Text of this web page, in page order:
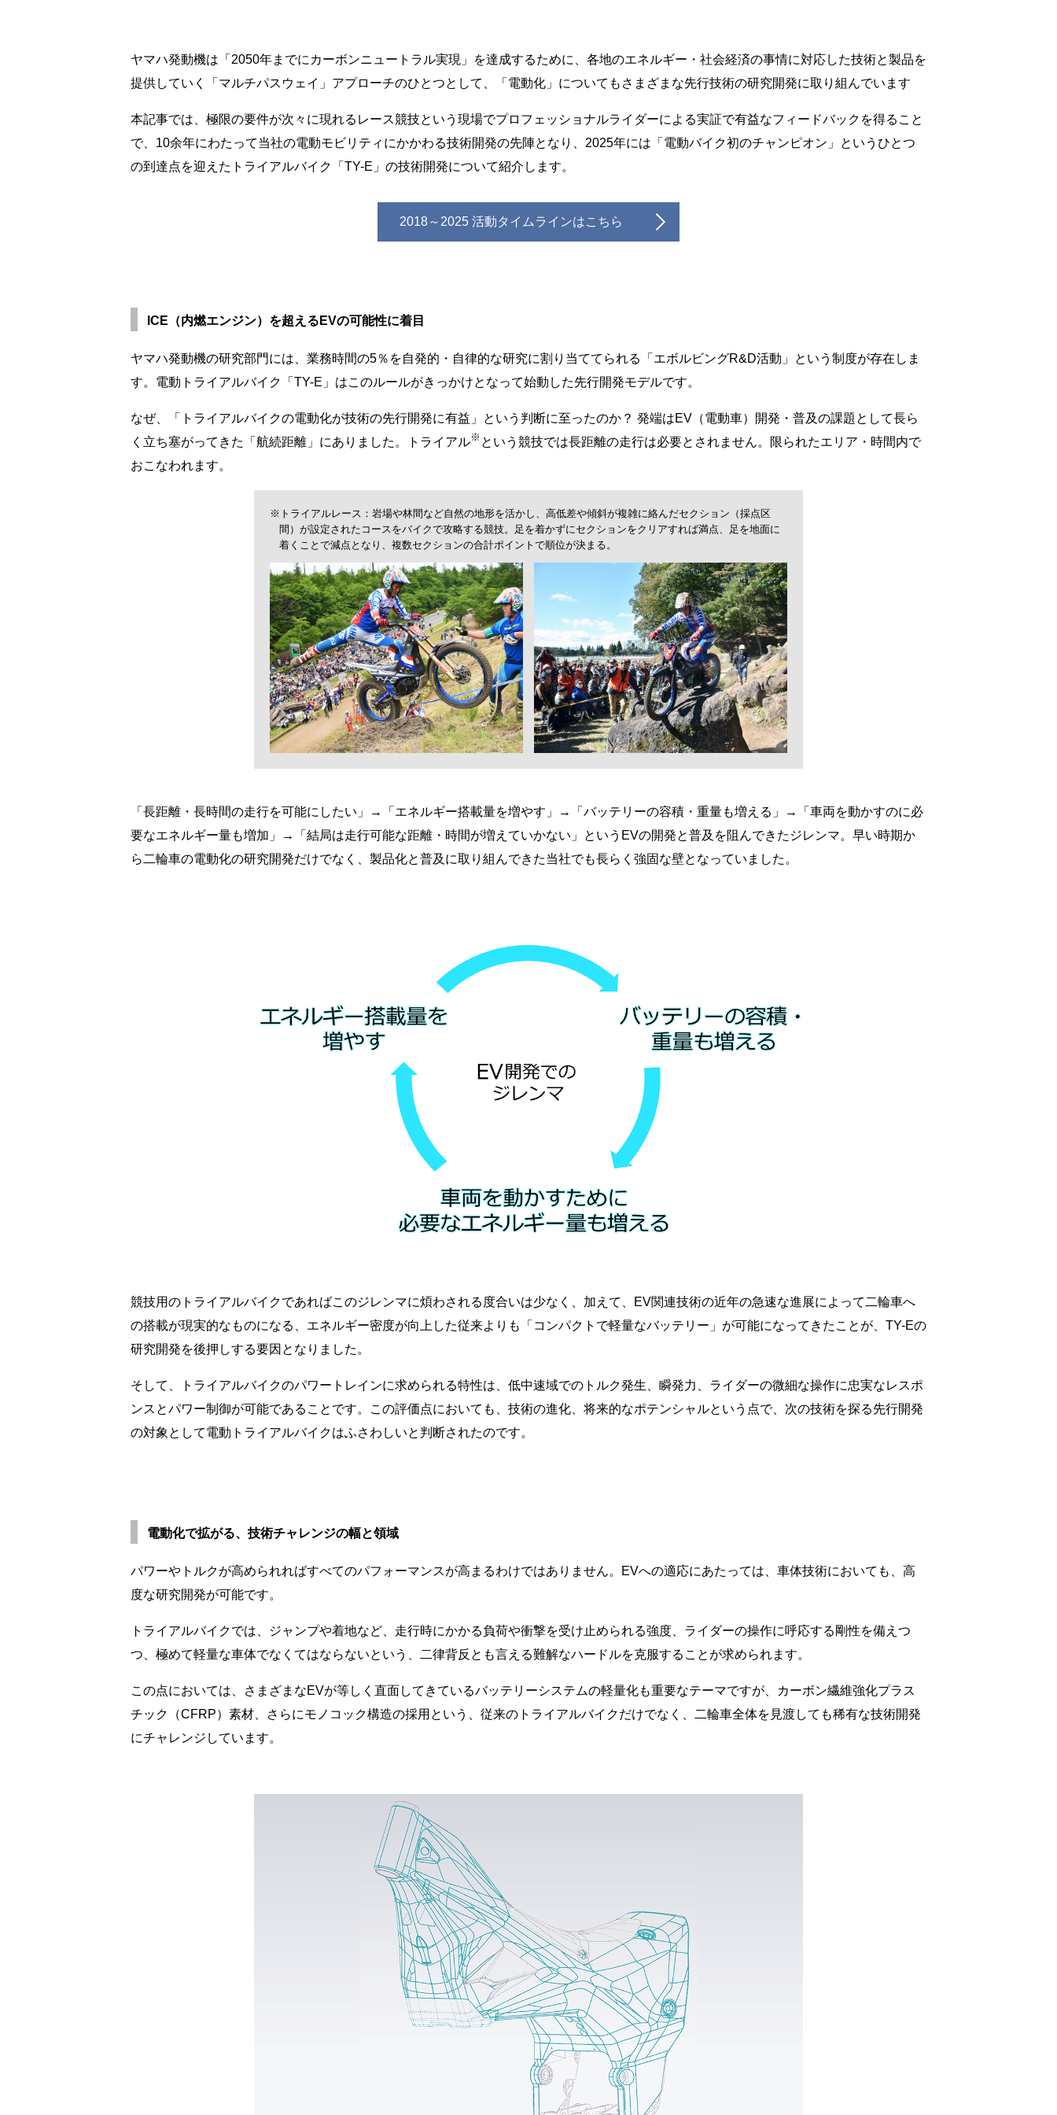
ヤマハ発動機は「2050年までにカーボンニュートラル実現」を達成するために、各地のエネルギー・社会経済の事情に対応した技術と製品を
提供していく「マルチパスウェイ」アプローチのひとつとして、「電動化」についてもさまざまな先行技術の研究開発に取り組んでいます
本記事では、極限の要件が次々に現れるレース競技という現場でプロフェッショナルライダーによる実証で有益なフィードバックを得ること
で、10余年にわたって当社の電動モビリティにかかわる技術開発の先陣となり、2025年には「電動バイク初のチャンピオン」というひとつ
の到達点を迎えたトライアルバイク「TY-E」の技術開発について紹介します。
2018～2025 活動タイムラインはこちら
ICE（内燃エンジン）を超えるEVの可能性に着目
ヤマハ発動機の研究部門には、業務時間の5％を自発的・自律的な研究に割り当ててられる「エボルビングR&D活動」という制度が存在しま
す。電動トライアルバイク「TY-E」はこのルールがきっかけとなって始動した先行開発モデルです。
なぜ、「トライアルバイクの電動化が技術の先行開発に有益」という判断に至ったのか？ 発端はEV（電動車）開発・普及の課題として長ら
く立ち塞がってきた「航続距離」にありました。トライアル※ という競技では長距離の走行は必要とされません。限られたエリア・時間内で
おこなわれます。
※トライアルレース：岩場や林間など自然の地形を活かし、高低差や傾斜が複雑に絡んだセクション（採点区
間）が設定されたコースをバイクで攻略する競技。足を着かずにセクションをクリアすれば満点、足を地面に
着くことで減点となり、複数セクションの合計ポイントで順位が決まる。
「長距離・長時間の走行を可能にしたい」→「エネルギー搭載量を増やす」→「バッテリーの容積・重量も増える」→「車両を動かすのに必
要なエネルギー量も増加」→「結局は走行可能な距離・時間が増えていかない」というEVの開発と普及を阻んできたジレンマ。早い時期か
ら二輪車の電動化の研究開発だけでなく、製品化と普及に取り組んできた当社でも長らく強固な壁となっていました。
競技用のトライアルバイクであればこのジレンマに煩わされる度合いは少なく、加えて、EV関連技術の近年の急速な進展によって二輪車へ
の搭載が現実的なものになる、エネルギー密度が向上した従来よりも「コンパクトで軽量なバッテリー」が可能になってきたことが、TY-Eの
研究開発を後押しする要因となりました。
そして、トライアルバイクのパワートレインに求められる特性は、低中速域でのトルク発生、瞬発力、ライダーの微細な操作に忠実なレスポ
ンスとパワー制御が可能であることです。この評価点においても、技術の進化、将来的なポテンシャルという点で、次の技術を探る先行開発
の対象として電動トライアルバイクはふさわしいと判断されたのです。
電動化で拡がる、技術チャレンジの幅と領域
パワーやトルクが高められればすべてのパフォーマンスが高まるわけではありません。EVへの適応にあたっては、車体技術においても、高
度な研究開発が可能です。
トライアルバイクでは、ジャンプや着地など、走行時にかかる負荷や衝撃を受け止められる強度、ライダーの操作に呼応する剛性を備えつ
つ、極めて軽量な車体でなくてはならないという、二律背反とも言える難解なハードルを克服することが求められます。
この点においては、さまざまなEVが等しく直面してきているバッテリーシステムの軽量化も重要なテーマですが、カーボン繊維強化プラス
チック（CFRP）素材、さらにモノコック構造の採用という、従来のトライアルバイクだけでなく、二輪車全体を見渡しても稀有な技術開発
にチャレンジしています。